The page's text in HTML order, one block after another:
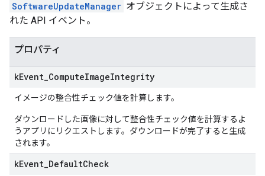
SoftwareUpdateManager オブジェクトによって生成さ
れた API イベント。
プロパティ
kEvent ComputeImageIntegrity
イメージの整合性チェック値を計算します。
ダウンロードした画像に対して整合性チェック値を計算するよ
うアプリにリクエストします。ダウンロードが完了すると生成
されます。
kEvent DefaultCheck